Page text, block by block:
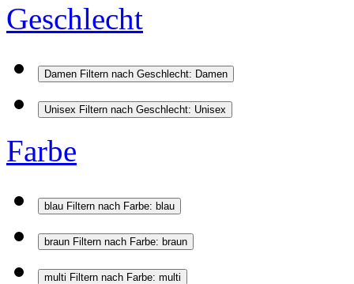
Geschlecht
Damen Filtern nach Geschlecht: Damen
Unisex Filtern nach Geschlecht: Unisex
Farbe
blau Filtern nach Farbe: blau
braun Filtern nach Farbe: braun
multi Filtern nach Farbe: multi